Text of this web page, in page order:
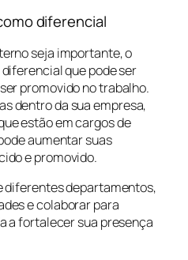
diferencial
seja importante, o
que pode ser
promovido no trabalho.
dentro da sua empresa,
estão em cargos de
aumentar suas
e promovido.
diferentes departamentos,
e colaborar para
a fortalecer sua presença